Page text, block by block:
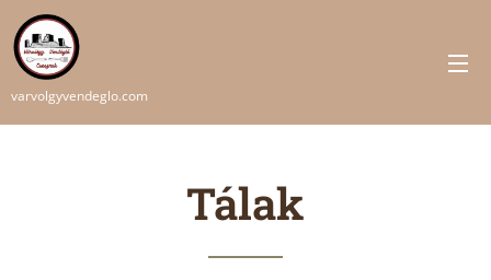
varvolgyvendeglo.com
Tálak